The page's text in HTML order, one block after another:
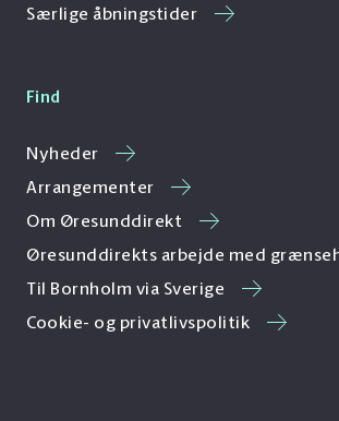
Særlige åbningstider
Find
Nyheder
Arrangementer
Om Øresunddirekt
Øresunddirekts arbejde med
Til Bornholm via Sverige
Cookie- og privatlivspolitik